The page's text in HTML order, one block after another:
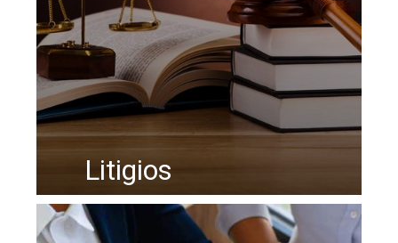
Litigios